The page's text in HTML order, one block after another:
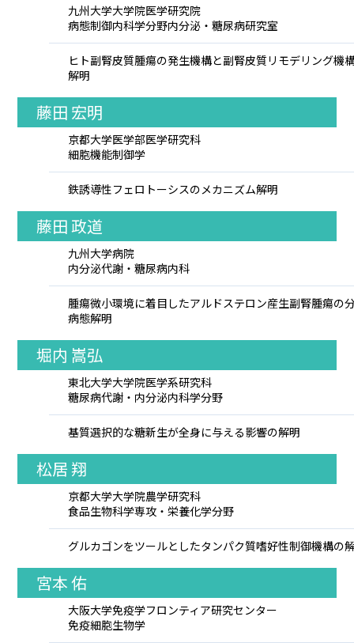
九州大学大学院医学研究院
病態制御内科学分野内分泌・糖尿病研究室
ヒト副腎皮質腫瘍の発生機構と副腎皮質リモデリング機
解明
藤田 宏明
京都大学医学部医学研究科
細胞機能制御学
鉄誘導性フェロトーシスのメカニズム解明
藤田 政道
九州大学病院
内分泌代謝・糖尿病内科
腫瘍微小環境に着目したアルドステロン産生副腎腫瘍の
病態解明
堀内 嵩弘
東北大学大学院医学系研究科
糖尿病代謝・内分泌内科学分野
基質選択的な糖新生が全身に与える影響の解明
松居 翔
京都大学大学院農学研究科
食品生物科学専攻・栄養化学分野
グルカゴンをツールとしたタンパク質嗜好性制御機構の
宮本 佑
大阪大学免疫学フロンティア研究センター
免疫細胞生物学